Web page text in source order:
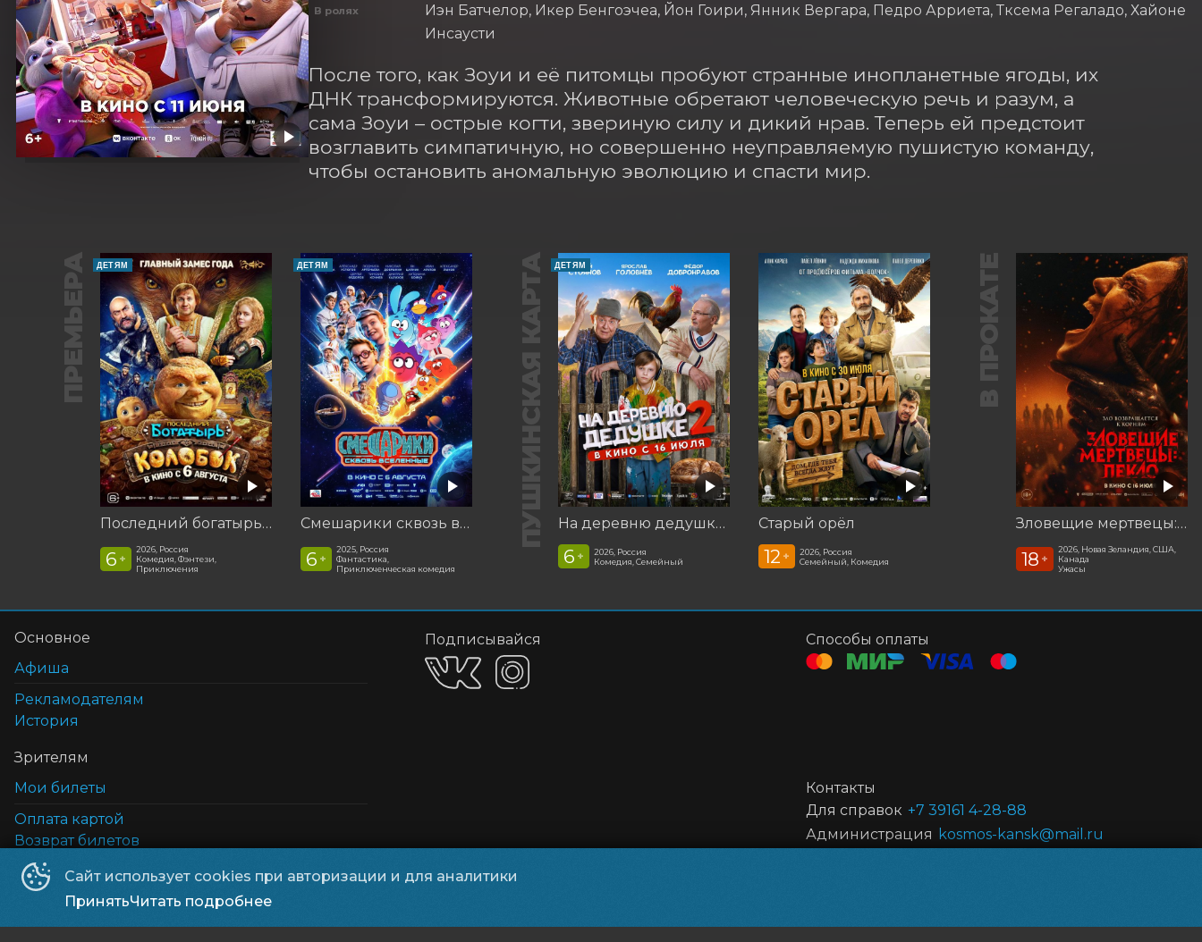
В ролях
Иэн Батчелор, Икер Бенгоэчеа, Йон Гоири, Янник Вергара, Педро Арриета, Тксема Регаладо, Хайоне
Инсаусти
После того, как Зоуи и её питомцы пробуют странные инопланетные ягоды, их
ДНК трансформируются. Животные обретают человеческую речь и разум, а
сама Зоуи – острые когти, звериную силу и дикий нрав. Теперь ей предстоит
возглавить симпатичную, но совершенно неуправляемую пушистую команду,
чтобы остановить аномальную эволюцию и спасти мир.
ПРЕМЬЕРА ДЕТЯМ
Последний богатырь. Колобок
6 +
2026, Россия
Комедия, Фэнтези,
Приключения
ДЕТЯМ
Смешарики сквозь вселенные
6 +
2025, Россия
Фантастика,
Приключенческая комедия
ПУШКИНСКАЯ КАРТА ДЕТЯМ
На деревню дедушке 2
6 +
2026, Россия
Комедия, Семейный
Старый орёл
12 +
2026, Россия
Семейный, Комедия
В ПРОКАТЕ
Зловещие мертвецы: Пекло
18 +
2026, Новая Зеландия, США,
Канада
Ужасы
Сайт использует cookies при авторизации и для аналитики
ПринятьЧитать подробнее
Основное
Афиша
Рекламодателям
История
Зрителям
Мои билеты
Оплата картой
Возврат билетов
Cертификаты
5D кинотеатр
Подписывайся Способы оплаты
Контакты
Для справок +7 39161 4-28-88
Администрация kosmos-kansk@mail.ru